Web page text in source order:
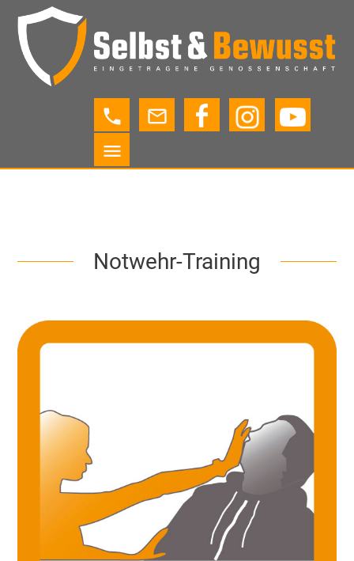
phone
mail_outline
menu
Notwehr-Training